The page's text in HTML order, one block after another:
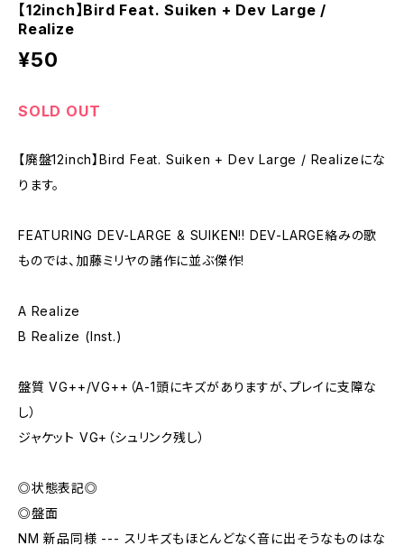
【12inch】Bird Feat. Suiken + Dev Large /
Realize
¥50
SOLD OUT
【廃盤12inch】Bird Feat. Suiken + Dev Large / Realizeにな
ります。
FEATURING DEV-LARGE & SUIKEN!! DEV-LARGE絡みの歌
ものでは、加藤ミリヤの諸作に並ぶ傑作!
A Realize
B Realize (Inst.)
盤質 VG++/VG++（A-1頭にキズがありますが、プレイに支障な
し）
ジャケット VG+（シュリンク残し）
◎状態表記◎
◎盤面
NM 新品同様 --- スリキズもほとんどなく音に出そうなものはな